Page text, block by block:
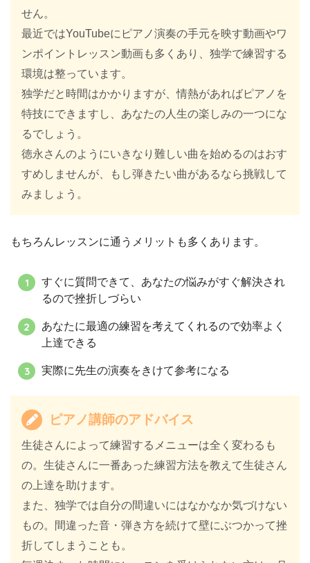
せん。
最近ではYouTubeにピアノ演奏の手元を映す動画やワ
ンポイントレッスン動画も多くあり、独学で練習する
環境は整っています。
独学だと時間はかかりますが、情熱があればピアノを
特技にできますし、あなたの人生の楽しみの一つにな
るでしょう。
徳永さんのようにいきなり難しい曲を始めるのはおす
すめしませんが、もし弾きたい曲があるなら挑戦して
みましょう。
もちろんレッスンに通うメリットも多くあります。
すぐに質問できて、あなたの悩みがすぐ解決され
るので挫折しづらい
あなたに最適の練習を考えてくれるので効率よく
上達できる
実際に先生の演奏をきけて参考になる
ピアノ講師のアドバイス
生徒さんによって練習するメニューは全く変わるも
の。生徒さんに一番あった練習方法を教えて生徒さん
の上達を助けます。
また、独学では自分の間違いにはなかなか気づけない
もの。間違った音・弾き方を続けて壁にぶつかって挫
折してしまうことも。